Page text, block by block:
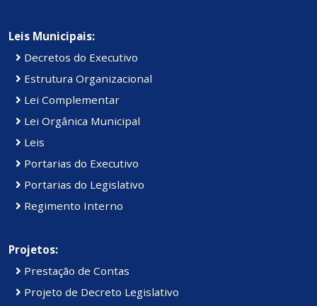
Leis Municipais:
Decretos do Executivo
Estrutura Organizacional
Lei Complementar
Lei Orgânica Municipal
Leis
Portarias do Executivo
Portarias do Legislativo
Regimento Interno
Projetos:
Prestação de Contas
Projeto de Decreto Legislativo